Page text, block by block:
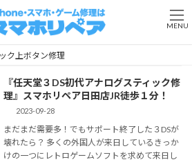
ク上ボタン修理
『任天堂３DS初代アナログスティック修
理』スマホリペア日田店JR徒歩１分！
2023-09-28
まだまだ需要多！でもサポート終了した３DSが
壊れたら？ 多くの外国人が来日しているきっか
けの一つにレトロゲームソフトを求めて来日し
MENU